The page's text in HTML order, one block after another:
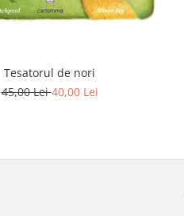
Tesatorul de nori
45,00 Lei40,00 Lei